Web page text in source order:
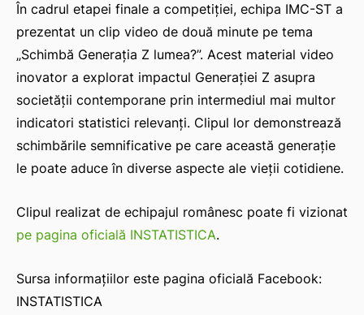
În cadrul etapei finale a competiției, echipa IMC-ST a
prezentat un clip video de două minute pe tema
„Schimbă Generaţia Z lumea?”. Acest material video
inovator a explorat impactul Generației Z asupra
societății contemporane prin intermediul mai multor
indicatori statistici relevanți. Clipul lor demonstrează
schimbările semnificative pe care această generație
le poate aduce în diverse aspecte ale vieții cotidiene.
Clipul realizat de echipajul românesc poate fi vizionat
pe pagina oficială INSTATISTICA.
Sursa informațiilor este pagina oficială Facebook:
INSTATISTICA